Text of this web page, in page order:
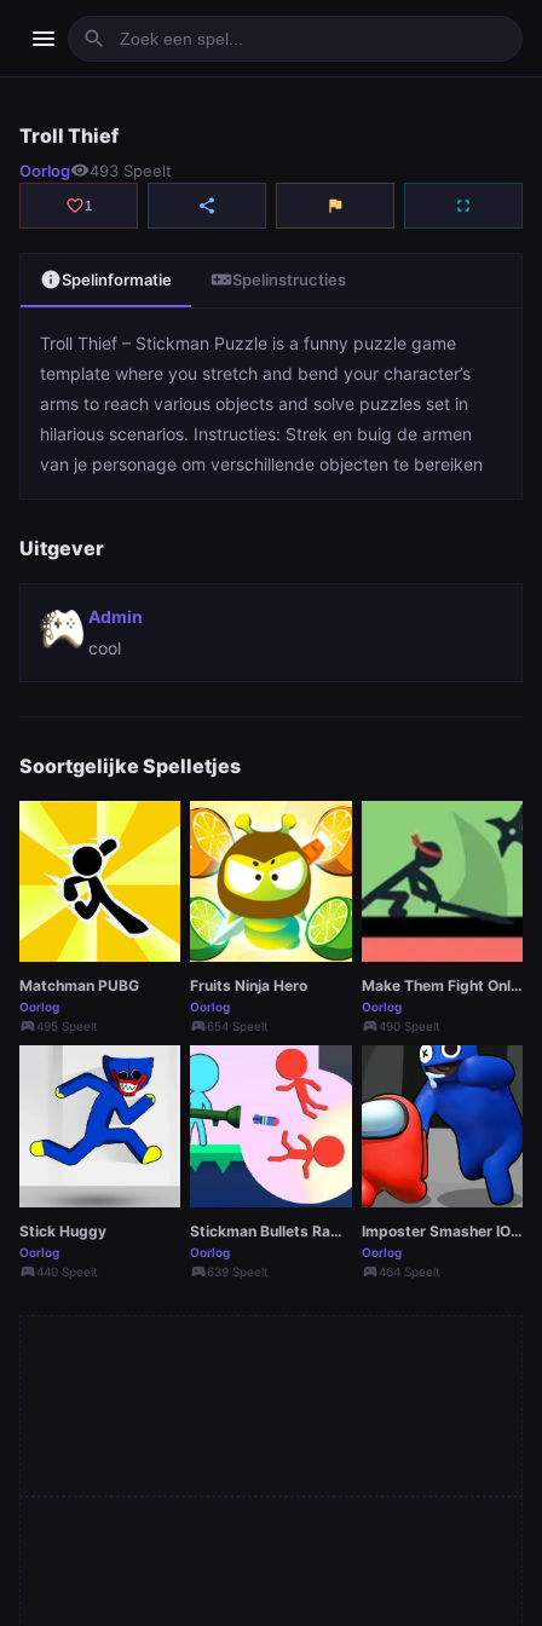
menu search
play_arrowSpelen
Troll Thief
Oorlogvisibility493 Speelt
favorite_border1 share flag fullscreen
infoSpelinformatie videogame_assetSpelinstructies
Troll Thief – Stickman Puzzle is a funny puzzle game
template where you stretch and bend your character’s
arms to reach various objects and solve puzzles set in
hilarious scenarios. Instructies: Strek en buig de armen
van je personage om verschillende objecten te bereiken
Uitgever
Admin
cool
Soortgelijke Spelletjes
Matchman PUBG
Oorlog
sports_esports495 Speelt
Fruits Ninja Hero
Oorlog
sports_esports654 Speelt
Make Them Fight Online
Oorlog
sports_esports490 Speelt
Stick Huggy
Oorlog
sports_esports440 Speelt
Stickman Bullets Ragdoll
Oorlog
sports_esports639 Speelt
Imposter Smasher IO amusants
Oorlog
sports_esports464 Speelt